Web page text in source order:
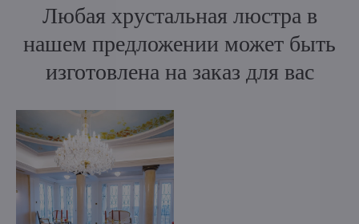
Любая хрустальная люстра в
нашем предложении может быть
изготовлена на заказ для вас